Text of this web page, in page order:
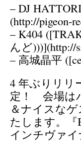
– DJ
(http://pigeon-
– K404
んど)))](http://
– 高城晶平
4 年ぶりリリ
定！ 会場は
＆ナイスな
たします。『
インチヴァ